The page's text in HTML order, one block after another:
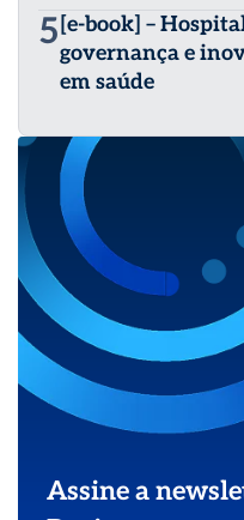
5 [e-book] –
governança e
em saúde
Assine a